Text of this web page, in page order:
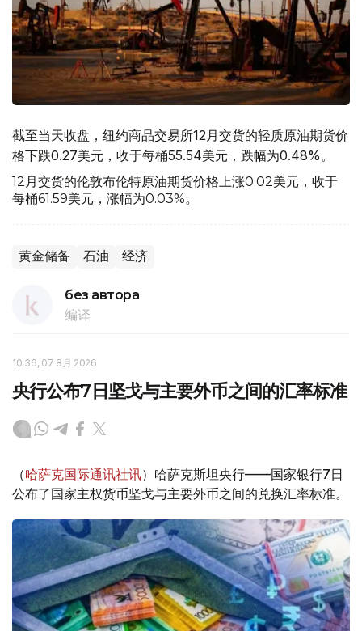
截至当天收盘，纽约商品交易所12月交货的轻质原油期货价
格下跌0.27美元，收于每桶55.54美元，跌幅为0.48%。
12月交货的伦敦布伦特原油期货价格上涨0.02美元，收于
每桶61.59美元，涨幅为0.03%。
黄金储备 石油 经济
без автора
编译
10:36, 07 8月 2026
央行公布7日坚戈与主要外币之间的汇率标准
（哈萨克国际通讯社讯）哈萨克斯坦央行——国家银行7日
公布了国家主权货币坚戈与主要外币之间的兑换汇率标准。